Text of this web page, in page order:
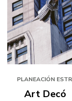
PLANEACIÓN
Art Decó